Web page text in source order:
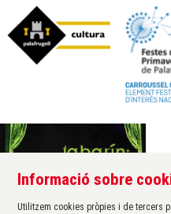
Àrea de cultura de
Carrer Santa Margarida, 1
Informació sobre
Utilitzem cookies pròpies i de tercers